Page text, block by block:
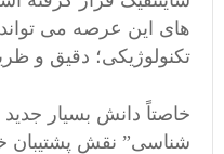
های این عرصه می
تکنولوژیکی؛ دقیق و
خاصتاً دانش بسیار
شناسی” نقش پشتیبان